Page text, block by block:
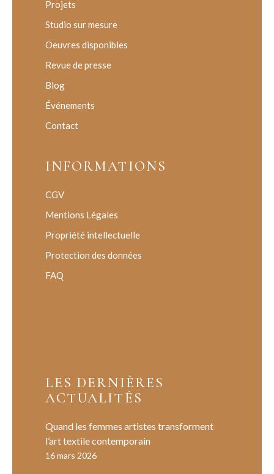
Projets
Studio sur mesure
Oeuvres disponibles
Revue de presse
Blog
Événements
Contact
INFORMATIONS
CGV
Mentions Légales
Propriété intellectuelle
Protection des données
FAQ
LES DERNIÈRES
ACTUALITÉS
Quand les femmes artistes transforment
l’art textile contemporain
16 mars 2026